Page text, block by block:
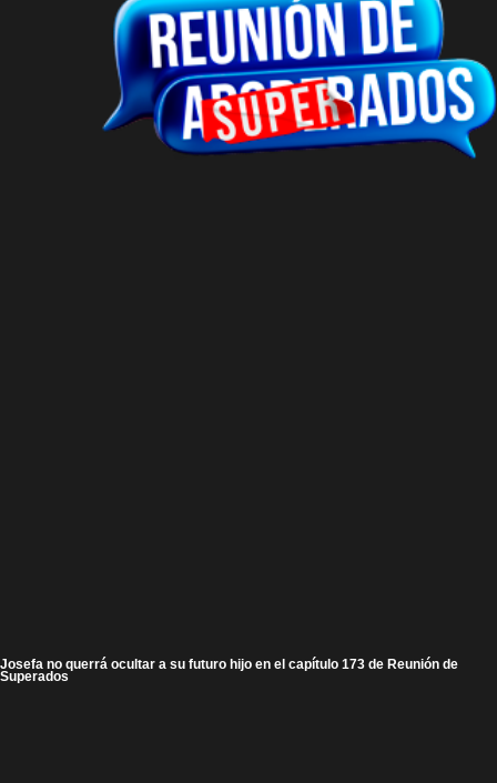
Josefa no querrá ocultar a su futuro hijo en el capítulo 173 de Reunión de
Superados